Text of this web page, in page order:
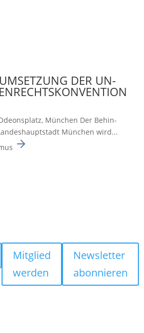
DER UN-
München Der Behin­
München wird...
Mitglied
werden
Newsletter
abonnieren